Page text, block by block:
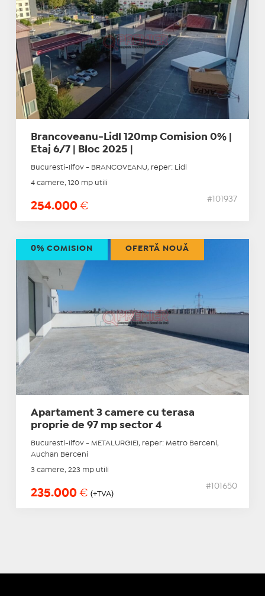
Brancoveanu-Lidl 120mp Comision 0% |
Etaj 6/7 | Bloc 2025 |
Bucuresti-Ilfov - BRANCOVEANU, reper: Lidl
4 camere, 120 mp utili
254.000 €
#101937
Apartament 3 camere cu terasa
proprie de 97 mp sector 4
Bucuresti-Ilfov - METALURGIEI, reper: Metro Berceni,
Auchan Berceni
3 camere, 223 mp utili
235.000 € (+TVA)
#101650
0% COMISION OFERTĂ NOUĂ